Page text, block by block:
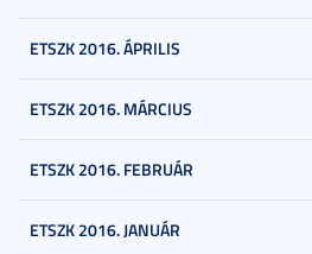
ETSZK 2016. ÁPRILIS
ETSZK 2016. MÁRCIUS
ETSZK 2016. FEBRUÁR
ETSZK 2016. JANUÁR